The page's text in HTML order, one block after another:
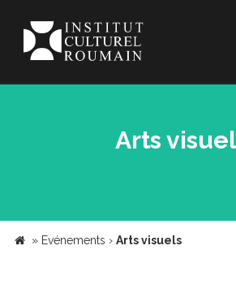
Arts
» Evénements › Arts visuels